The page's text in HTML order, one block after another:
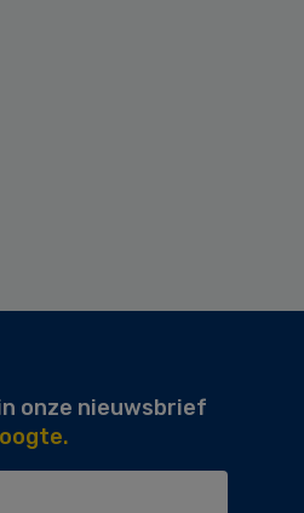
onze nieuwsbrief